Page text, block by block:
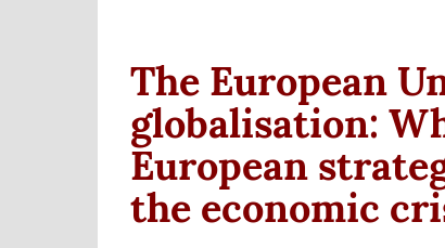
The European
globalisation:
European
the economic